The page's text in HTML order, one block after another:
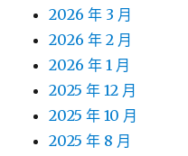
2026 年 3 月
2026 年 2 月
2026 年 1 月
2025 年 12 月
2025 年 10 月
2025 年 8 月